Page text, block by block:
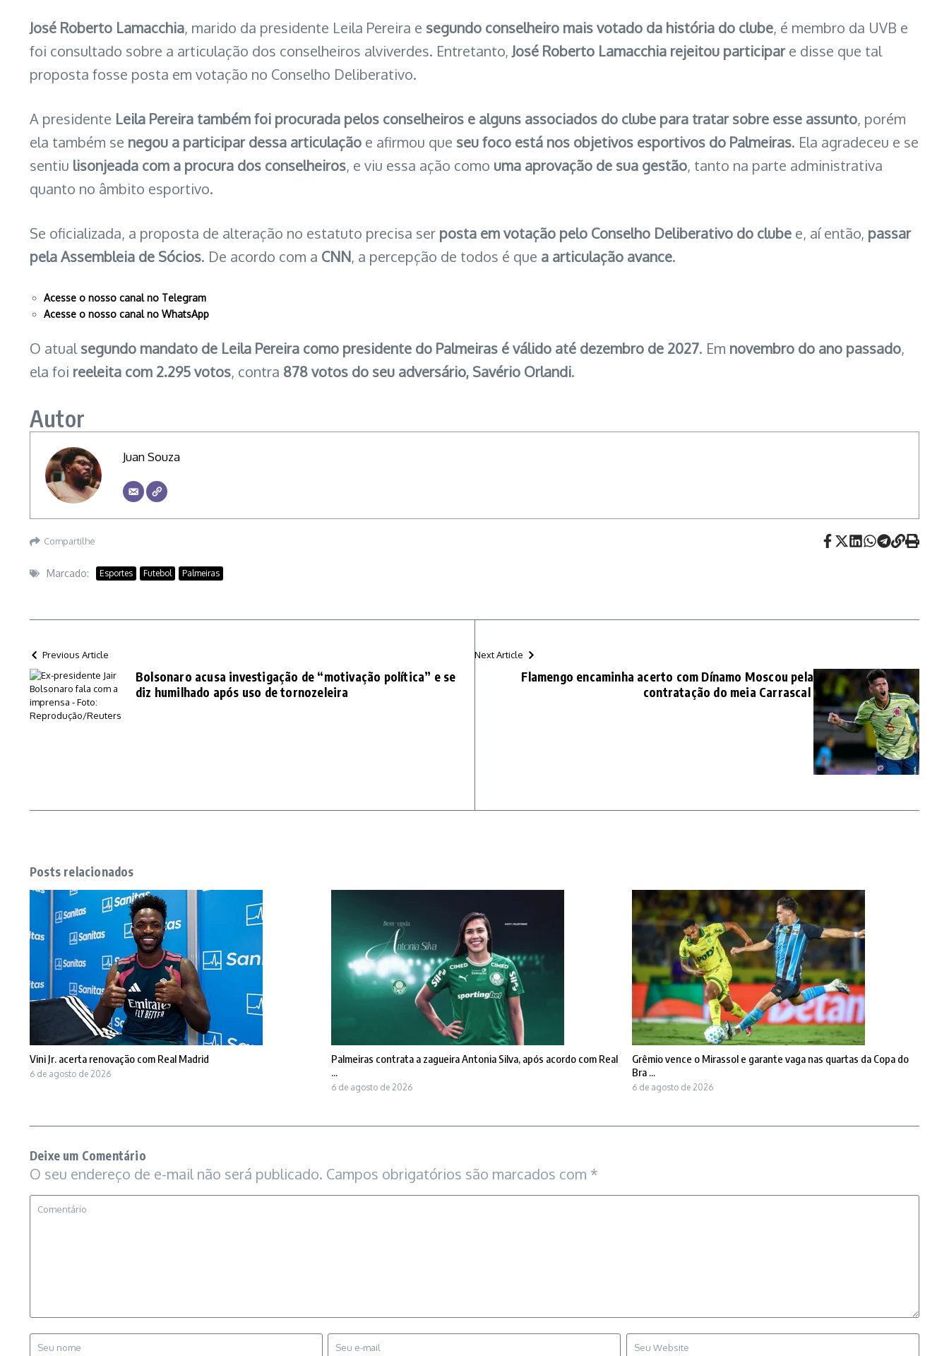
José Roberto Lamacchia, marido da presidente Leila Pereira e segundo conselheiro mais votado da história do clube, é membro da UVB e
foi consultado sobre a articulação dos conselheiros alviverdes. Entretanto, José Roberto Lamacchia rejeitou participare disse que tal
proposta fosse posta em votação no Conselho Deliberativo.
A presidente Leila Pereira também foi procurada pelos conselheiros e alguns associados do clube para tratar sobre esse assunto, porém
ela também se negou a participar dessa articulação e afirmou que seu foco está nos objetivos esportivos do Palmeiras. Ela agradeceu e se
sentiu lisonjeada com a procura dos conselheiros, e viu essa ação como uma aprovação de sua gestão, tanto na parte administrativa
quanto no âmbito esportivo.
Se oficializada, a proposta de alteração no estatuto precisa ser posta em votação pelo Conselho Deliberativo do clube e, aí então, passar
pela Assembleia de Sócios. De acordo com a CNN, a percepção de todos é que a articulação avance.
Acesse o nosso canal no Telegram
Acesse o nosso canal no WhatsApp
O atualsegundo mandato de Leila Pereira como presidente do Palmeiras é válido até dezembro de 2027. Em novembro do ano passado,
ela foi reeleita com 2.295 votos, contra 878 votos do seu adversário, Savério Orlandi.
Autor
Juan Souza
Compartilhe
Marcado: Esportes Futebol Palmeiras
Previous Article
Bolsonaro acusa investigação de “motivação política” e se
diz humilhado após uso de tornozeleira
Next Article
Flamengo encaminha acerto com Dínamo Moscou pela
contratação do meia Carrascal
Posts relacionados
Vini Jr. acerta renovação com Real Madrid
6 de agosto de 2026
Palmeiras contrata a zagueira Antonia Silva, após acordo com Real
...
6 de agosto de 2026
Grêmio vence o Mirassol e garante vaga nas quartas da Copa do
Bra ...
6 de agosto de 2026
Deixe um Comentário
O seu endereço de e-mail não será publicado. Campos obrigatórios são marcados com *